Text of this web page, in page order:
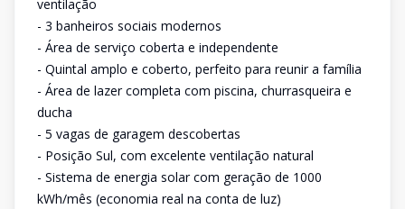
ventilação
- 3 banheiros sociais modernos
- Área de serviço coberta e independente
- Quintal amplo e coberto, perfeito para reunir a família
- Área de lazer completa com piscina, churrasqueira e
ducha
- 5 vagas de garagem descobertas
- Posição Sul, com excelente ventilação natural
- Sistema de energia solar com geração de 1000
kWh/mês (economia real na conta de luz)